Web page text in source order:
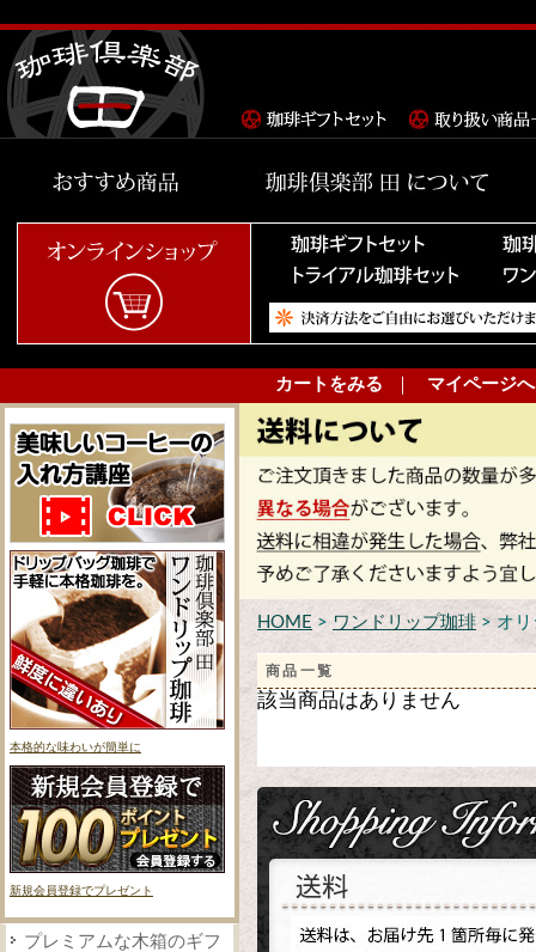
カートをみる マイページ
本格的な味わいが簡単に
新規会員登録でプレゼント
プレミアムな木箱のギフ
HOME > ワンドリップ珈琲 > オ
商品一覧
該当商品はありません